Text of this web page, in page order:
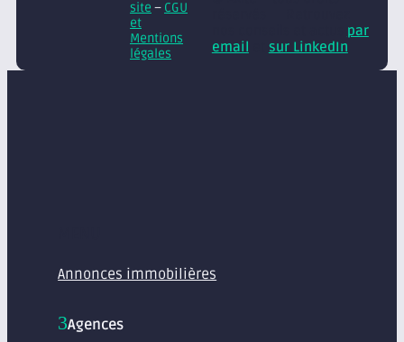
site – CGU
et
Mentions
légales
par
email
sur LinkedIn
Annonces immobilières
Agences